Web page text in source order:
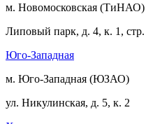
м. Новомосковская (ТиНАО)
Липовый парк, д. 4, к. 1,
Юго-Западная
м. Юго-Западная (ЮЗАО)
ул. Никулинская, д. 5, к. 2